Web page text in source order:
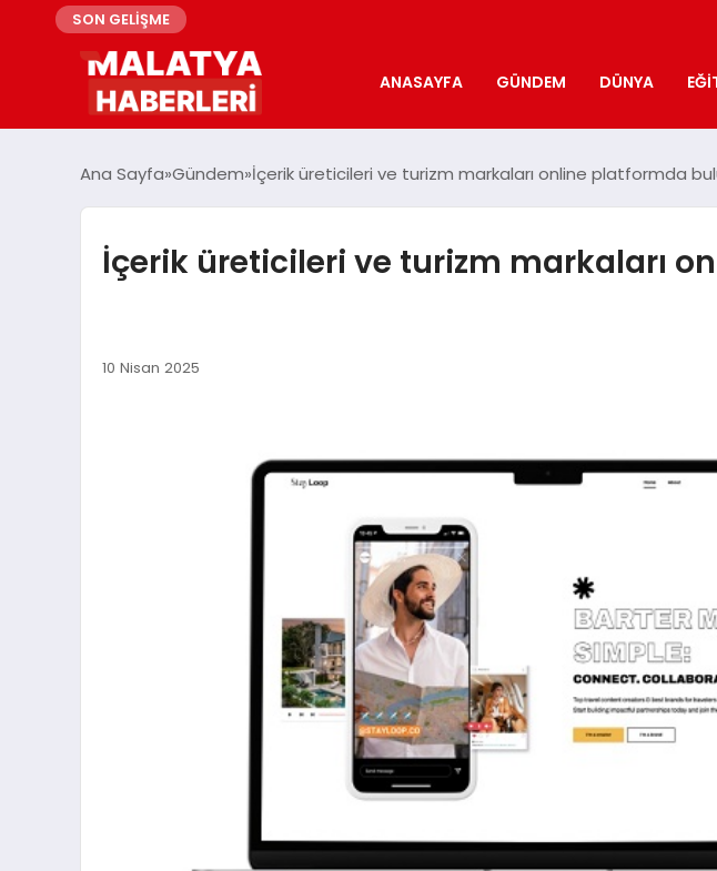
SON GELİŞME
ANASAYFA GÜNDEM DÜNYA
Ana Sayfa Gündem İçerik üreticileri ve turizm markaları online platformda
İçerik üreticileri ve turizm markaları
10 Nisan 2025